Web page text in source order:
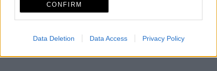
CONFIRM
Data Deletion Data Access Privacy Policy